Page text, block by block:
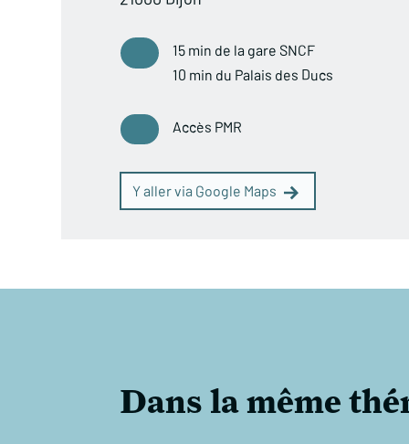
15 min de la gare SNCF
10 min du Palais des Ducs
Accès PMR
Y aller via Google Maps
Dans la même